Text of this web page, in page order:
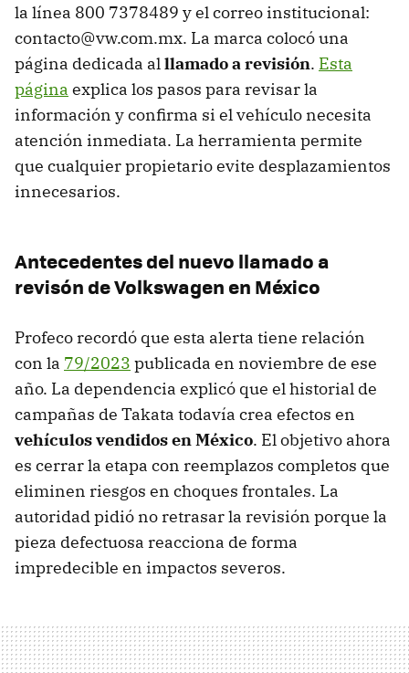
la línea 800 7378489 y el correo institucional:
contacto@vw.com.mx. La marca colocó una
página dedicada alllamado a revisión. Esta
página explica los pasos para revisar la
información y confirma si el vehículo necesita
atención inmediata. La herramienta permite
que cualquier propietario evite desplazamientos
innecesarios.
Antecedentes del nuevo llamado a
revisón de Volkswagen en México
Profeco recordó que esta alerta tiene relación
con la 79/2023 publicada en noviembre de ese
año. La dependencia explicó que el historial de
campañas de Takata todavía crea efectos en
vehículos vendidos en México. El objetivo ahora
es cerrar la etapa con reemplazos completos que
eliminen riesgos en choques frontales. La
autoridad pidió no retrasar la revisión porque la
pieza defectuosa reacciona de forma
impredecible en impactos severos.